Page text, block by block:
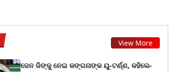
View More
ଜେନ ଜିଙ୍କୁ ନେଇ କଙ୍ଗନାଙ୍କ ୟୁ-ଟର୍ଣ୍ଣ, କହିଲେ-